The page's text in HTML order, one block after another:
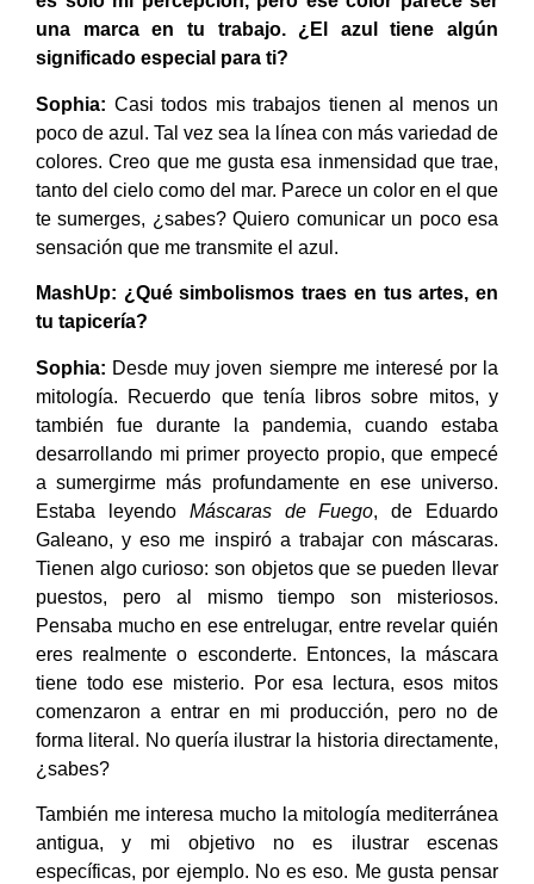
una marca en tu trabajo. ¿El azul tiene algún
significado especial para ti?
Sophia: Casi todos mis trabajos tienen al menos un
poco de azul. Tal vez sea la línea con más variedad de
colores. Creo que me gusta esa inmensidad que trae,
tanto del cielo como del mar. Parece un color en el que
te sumerges, ¿sabes? Quiero comunicar un poco esa
sensación que me transmite el azul.
MashUp: ¿Qué simbolismos traes en tus artes, en
tu tapicería?
Sophia: Desde muy joven siempre me interesé por la
mitología. Recuerdo que tenía libros sobre mitos, y
también fue durante la pandemia, cuando estaba
desarrollando mi primer proyecto propio, que empecé
a sumergirme más profundamente en ese universo.
Estaba leyendo Máscaras de Fuego, de Eduardo
Galeano, y eso me inspiró a trabajar con máscaras.
Tienen algo curioso: son objetos que se pueden llevar
puestos, pero al mismo tiempo son misteriosos.
Pensaba mucho en ese entrelugar, entre revelar quién
eres realmente o esconderte. Entonces, la máscara
tiene todo ese misterio. Por esa lectura, esos mitos
comenzaron a entrar en mi producción, pero no de
forma literal. No quería ilustrar la historia directamente,
¿sabes?
También me interesa mucho la mitología mediterránea
antigua, y mi objetivo no es ilustrar escenas
específicas, por ejemplo. No es eso. Me gusta pensar